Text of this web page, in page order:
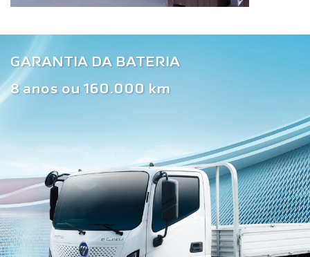
GARANTIA DA BATERIA
8 anos ou 160.000 km